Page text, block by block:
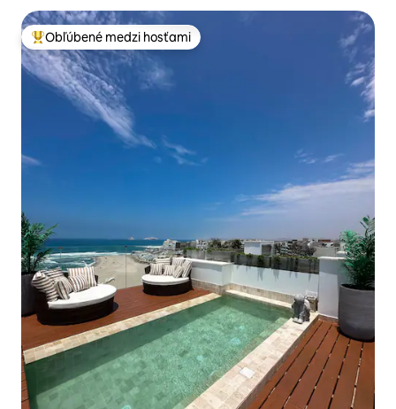
Najobľúbenejšie medzi hosťami
Obľúbené medzi hosťami